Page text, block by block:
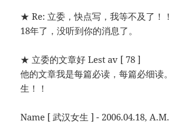
★ Re: 立委，快点写，我等不及了！
18年了，没听到你的消息了。
★ 立委的文章好 Lest av [ 78 ]
他的文章我是每篇必读，每篇必细读
生！！
Name [ 武汉女生 ] - 2006.04.18, A.M.